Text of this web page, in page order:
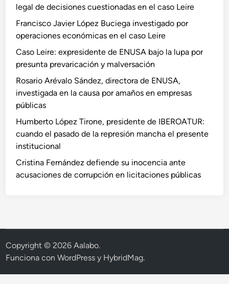
legal de decisiones cuestionadas en el caso Leire
Francisco Javier López Buciega investigado por
operaciones económicas en el caso Leire
Caso Leire: expresidente de ENUSA bajo la lupa por
presunta prevaricación y malversación
Rosario Arévalo Sández, directora de ENUSA,
investigada en la causa por amaños en empresas
públicas
Humberto López Tirone, presidente de IBEROATUR:
cuando el pasado de la represión mancha el presente
institucional
Cristina Fernández defiende su inocencia ante
acusaciones de corrupción en licitaciones públicas
Copyright © 2026Aalabo.
Funciona conWordPress y HybridMag.